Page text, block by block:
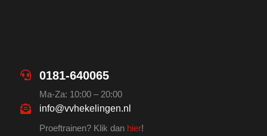
0181-640065
Ma-Za: 10:00 – 20:00
info@vvhekelingen.nl
Proeftrainen? Klik dan hier!